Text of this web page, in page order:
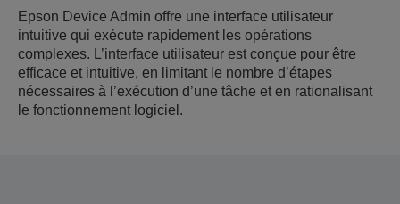
Epson Device Admin offre une interface utilisateur
intuitive qui exécute rapidement les opérations
complexes. L’interface utilisateur est conçue pour être
efficace et intuitive, en limitant le nombre d’étapes
nécessaires à l’exécution d’une tâche et en rationalisant
le fonctionnement logiciel.